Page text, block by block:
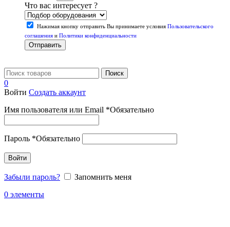
Что вас интересует ?
Нажимая кнопку отправить Вы принимаете условия Пользовательского
соглашения и Политики конфиденциальности
Отправить
Поиск
0
Войти Создать аккаунт
Имя пользователя или Email *Обязательно
Пароль *Обязательно
Войти
Забыли пароль?
Запомнить меня
0 элементы